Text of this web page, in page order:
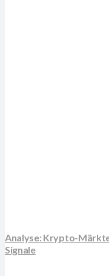
Analyse: Krypto-
Signale